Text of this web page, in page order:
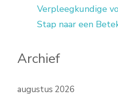
Verpleegkundige
Stap naar een
Archief
augustus 2026